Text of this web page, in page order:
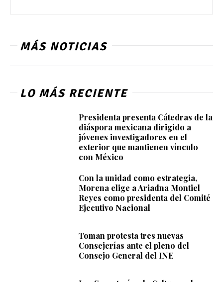
MÁS NOTICIAS
LO MÁS RECIENTE
Presidenta presenta Cátedras de la
diáspora mexicana dirigido a
jóvenes investigadores en el
exterior que mantienen vínculo
con México
Con la unidad como estrategia,
Morena elige a Ariadna Montiel
Reyes como presidenta del Comité
Ejecutivo Nacional
Toman protesta tres nuevas
Consejerías ante el pleno del
Consejo General del INE